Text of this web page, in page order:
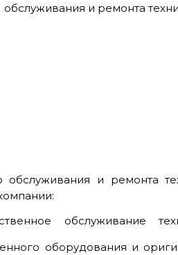
обслуживания и ремонта
обслуживания и ремонта
обслуживание
оборудования и